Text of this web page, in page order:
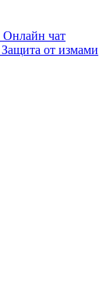
Онлайн чат
Защита от измами